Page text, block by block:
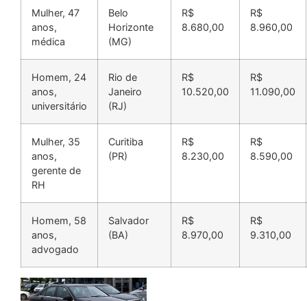
Mulher, 47
anos,
médica
Belo
Horizonte
(MG)
R$
8.680,00
R$
8.960,00
Homem, 24
anos,
universitário
Rio de
Janeiro
(RJ)
R$
10.520,00
R$
11.090,00
Mulher, 35
anos,
gerente de
RH
Curitiba
(PR)
R$
8.230,00
R$
8.590,00
Homem, 58
anos,
advogado
Salvador
(BA)
R$
8.970,00
R$
9.310,00